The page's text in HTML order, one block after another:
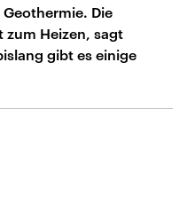
Die
zum Heizen, sagt
gibt es einige